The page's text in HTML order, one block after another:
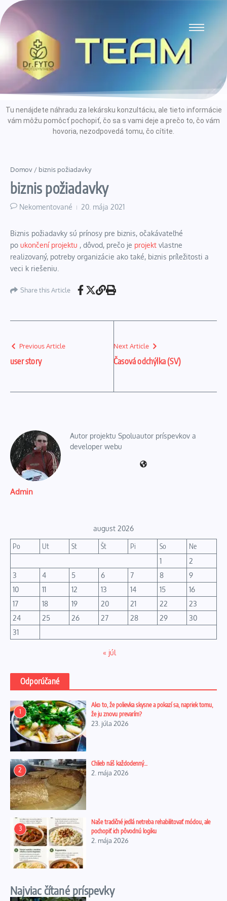
Tu nenájdete náhradu za lekársku konzultáciu, ale tieto informácie
vám môžu pomôcť pochopiť, čo sa s vami deje a prečo to, čo vám
hovoria, nezodpovedá tomu, čo cítite.
Domov / biznis požiadavky
biznis požiadavky
Nekomentované 20. mája 2021
Biznis požiadavky sú prínosy pre biznis, očakávateľné
po ukončení projektu , dôvod, prečo je projekt vlastne
realizovaný, potreby organizácie ako také, biznis príležitosti a
veci k riešeniu.
Share this Article
Previous Article
user story
Next Article
Časová odchýlka (SV)
Admin
Autor projektu Spoluautor príspevkov a
developer webu
august 2026
Po Ut St Št Pi So
Ne
1
2
3
4 5 6 7 8
9
10
11 12 13 14 15
16
17
18 19 20 21 22
23
24
25 26 27 28 29
30
31
« júl
Odporúčané
1
Ako to, že polievka skysne a pokazí sa, napriek tomu,
že ju znovu prevarím?
23. júla 2026
2
Chlieb náš každodenný…
2. mája 2026
3
Naše tradičné jedlá netreba rehabilitovať módou, ale
pochopiť ich pôvodnú logiku
2. mája 2026
Najviac čítané príspevky